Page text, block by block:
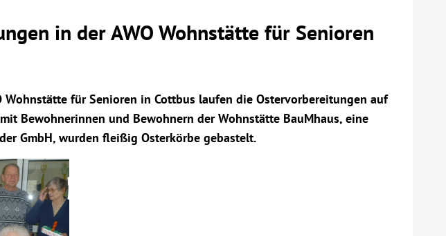
in der AWO Wohnstätte für Senioren
Wohnstätte für Senioren in Cottbus laufen die Ostervorbereitungen auf
Bewohnerinnen und Bewohnern der Wohnstätte BauMhaus, eine
GmbH, wurden fleißig Osterkörbe gebastelt.